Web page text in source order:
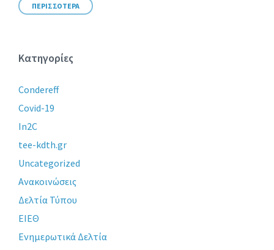
ΠΕΡΙΣΣΟΤΕΡΑ
Κατηγορίες
Condereff
Covid-19
In2C
tee-kdth.gr
Uncategorized
Ανακοινώσεις
Δελτία Τύπου
ΕΙΕΘ
Ενημερωτικά Δελτία